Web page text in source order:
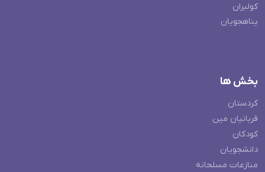
کولبران
پناهجویان
بخش ها
کردستان
قربانیان مین
کودکان
دانشجویان
منازعات مسلحانه